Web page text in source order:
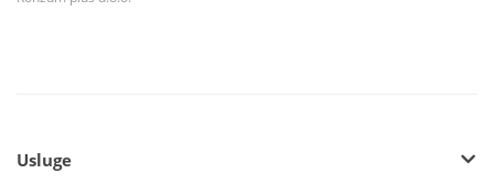
Usluge